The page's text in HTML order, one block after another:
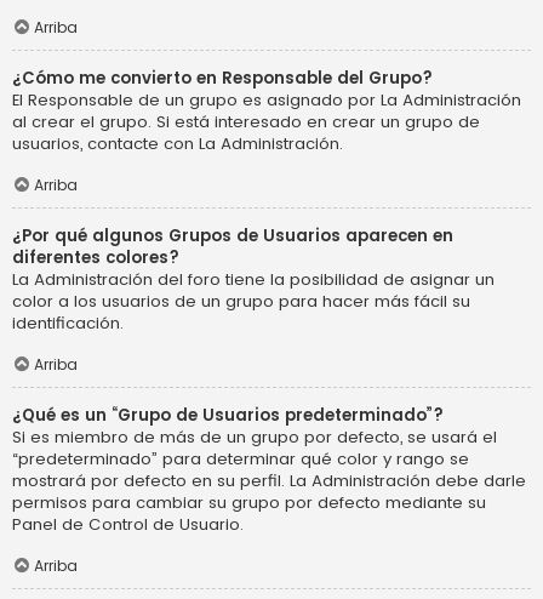
Arriba
¿Cómo me convierto en Responsable del Grupo?
El Responsable de un grupo es asignado por La Administración
al crear el grupo. Si está interesado en crear un grupo de
usuarios, contacte con La Administración.
Arriba
¿Por qué algunos Grupos de Usuarios aparecen en
diferentes colores?
La Administración del foro tiene la posibilidad de asignar un
color a los usuarios de un grupo para hacer más fácil su
identificación.
Arriba
¿Qué es un “Grupo de Usuarios predeterminado”?
Si es miembro de más de un grupo por defecto, se usará el
“predeterminado” para determinar qué color y rango se
mostrará por defecto en su perfil. La Administración debe darle
permisos para cambiar su grupo por defecto mediante su
Panel de Control de Usuario.
Arriba